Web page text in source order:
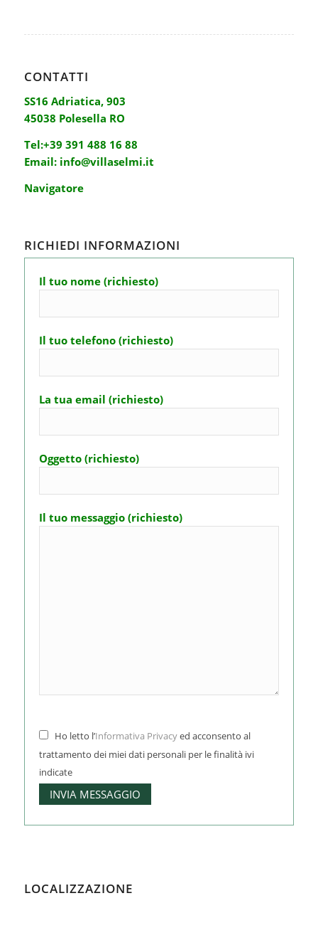
CONTATTI
SS16 Adriatica, 903
45038 Polesella RO
Tel:+39 391 488 16 88
Email: info@villaselmi.it
Navigatore
RICHIEDI INFORMAZIONI
Il tuo nome (richiesto)
Il tuo telefono (richiesto)
La tua email (richiesto)
Oggetto (richiesto)
Il tuo messaggio (richiesto)
Ho letto l’Informativa Privacyed acconsento al
trattamento dei miei dati personali per le finalità ivi
indicate
LOCALIZZAZIONE